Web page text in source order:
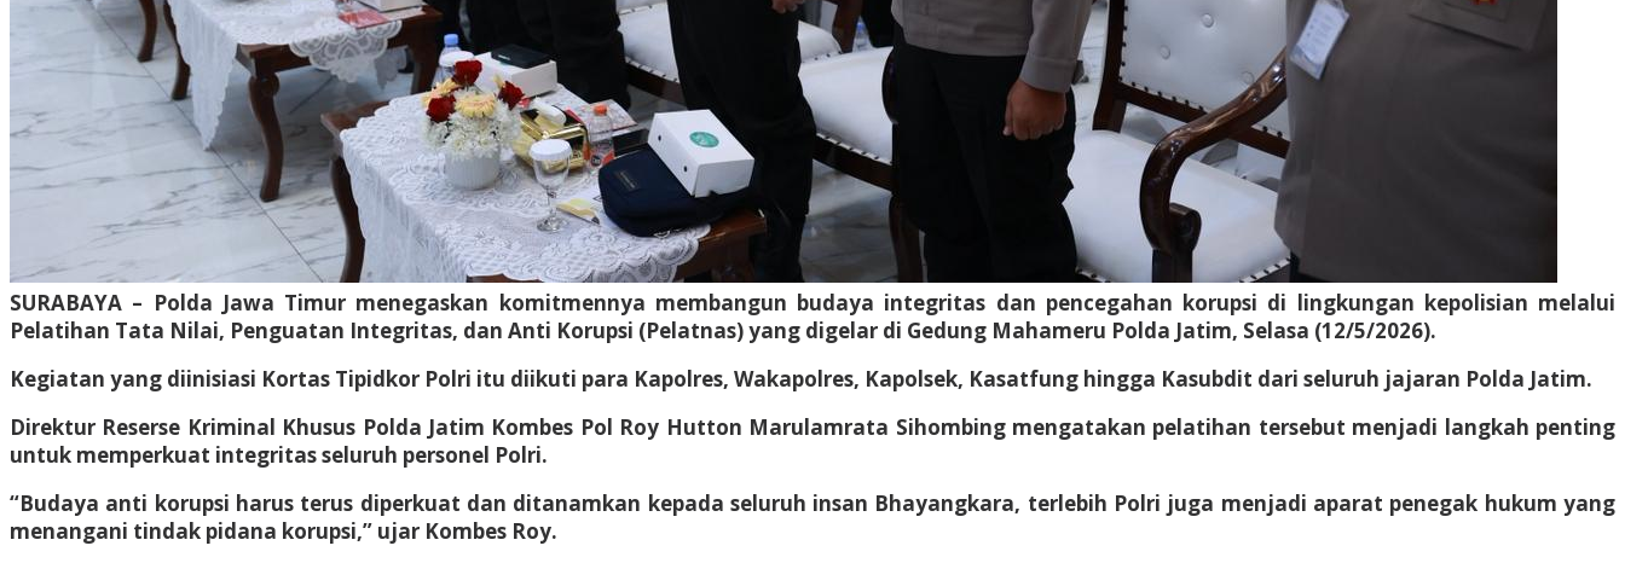
SURABAYA – Polda Jawa Timur menegaskan komitmennya membangun budaya integritas dan pencegahan korupsi di lingkungan kepolisian melalui
Pelatihan Tata Nilai, Penguatan Integritas, dan Anti Korupsi (Pelatnas) yang digelar di Gedung Mahameru Polda Jatim, Selasa (12/5/2026).
Kegiatan yang diinisiasi Kortas Tipidkor Polri itu diikuti para Kapolres, Wakapolres, Kapolsek, Kasatfung hingga Kasubdit dari seluruh jajaran Polda Jatim.
Direktur Reserse Kriminal Khusus Polda Jatim Kombes Pol Roy Hutton Marulamrata Sihombing mengatakan pelatihan tersebut menjadi langkah penting
untuk memperkuat integritas seluruh personel Polri.
“Budaya anti korupsi harus terus diperkuat dan ditanamkan kepada seluruh insan Bhayangkara, terlebih Polri juga menjadi aparat penegak hukum yang
menangani tindak pidana korupsi,” ujar Kombes Roy.